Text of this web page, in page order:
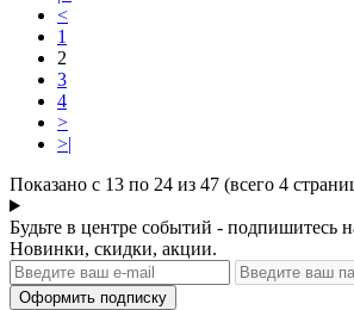
<
1
2
3
4
>
>|
Показано с 13 по 24 из 47 (всего 4
Будьте в центре событий - подпишитесь
Новинки, скидки, акции.
Оформить подписку